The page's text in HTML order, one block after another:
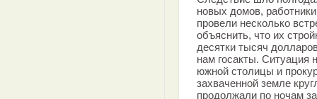
новых домов,
провели несколько
объяснить, что их
десятки тысяч
нам госакты. Ситуация
южной столицы и
захваченной земле
продолжали по ночам